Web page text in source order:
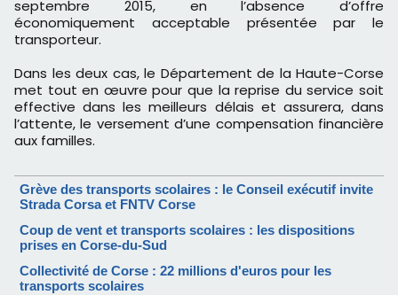
septembre 2015, en l’absence d’offre
économiquement acceptable présentée par le
transporteur.
Dans les deux cas, le Département de la Haute-Corse
met tout en œuvre pour que la reprise du service soit
effective dans les meilleurs délais et assurera, dans
l’attente, le versement d’une compensation financière
aux familles.
Grève des transports scolaires : le Conseil exécutif invite
Strada Corsa et FNTV Corse
Coup de vent et transports scolaires : les dispositions
prises en Corse-du-Sud
Collectivité de Corse : 22 millions d'euros pour les
transports scolaires